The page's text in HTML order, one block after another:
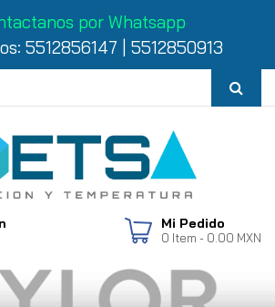
por Whatsapp
5512856147 5512850913
Mi Pedido
0 Item - 0.00 MXN